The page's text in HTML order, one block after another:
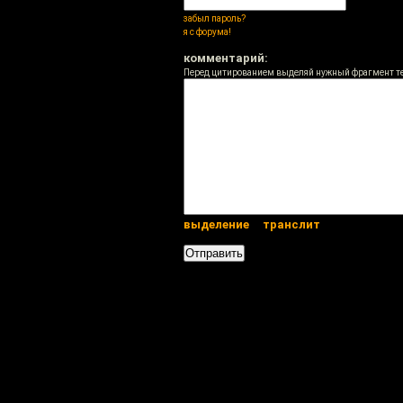
забыл пароль?
я с форума!
комментарий:
Перед цитированием выделяй нужный фрагмент
выделение транслит